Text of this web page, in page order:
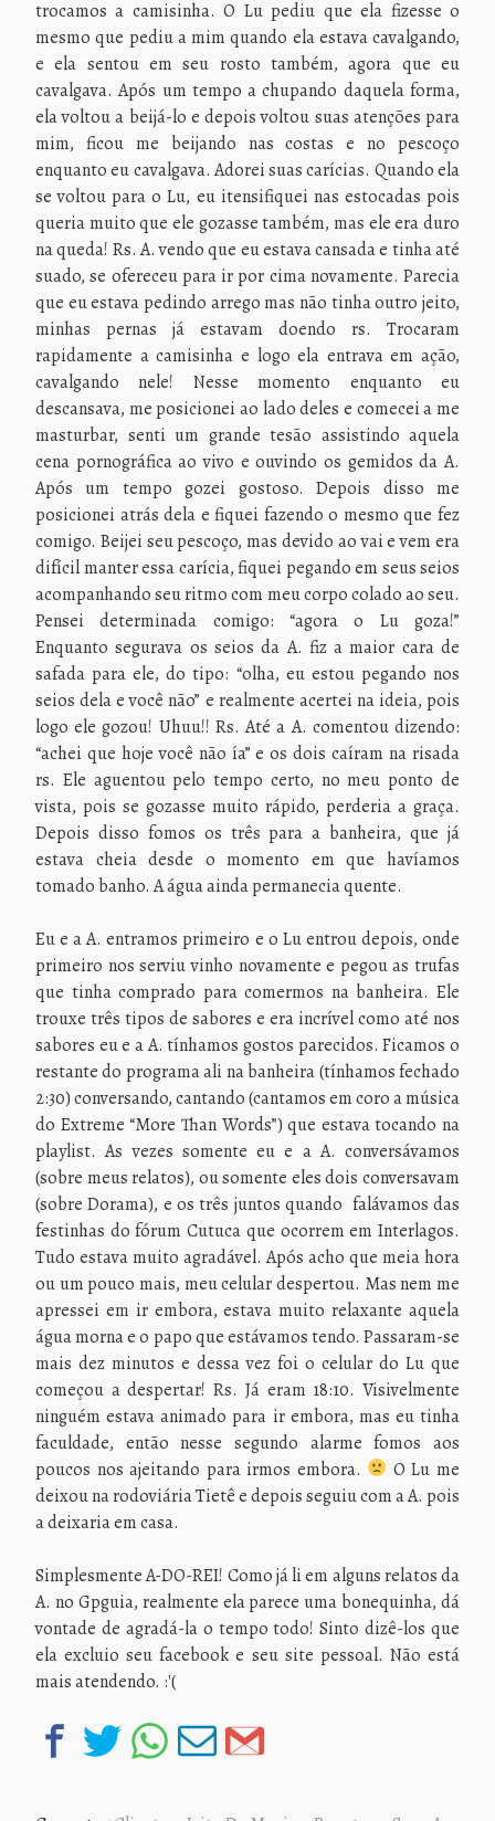
trocamos a camisinha. O Lu pediu que ela fizesse o
mesmo que pediu a mim quando ela estava cavalgando,
e ela sentou em seu rosto também, agora que eu
cavalgava. Após um tempo a chupando daquela forma,
ela voltou a beijá-lo e depois voltou suas atenções para
mim, ficou me beijando nas costas e no pescoço
enquanto eu cavalgava. Adorei suas carícias. Quando ela
se voltou para o Lu, eu itensifiquei nas estocadas pois
queria muito que ele gozasse também, mas ele era duro
na queda! Rs. A. vendo que eu estava cansada e tinha até
suado, se ofereceu para ir por cima novamente. Parecia
que eu estava pedindo arrego mas não tinha outro jeito,
minhas pernas já estavam doendo rs. Trocaram
rapidamente a camisinha e logo ela entrava em ação,
cavalgando nele! Nesse momento enquanto eu
descansava, me posicionei ao lado deles e comecei a me
masturbar, senti um grande tesão assistindo aquela
cena pornográfica ao vivo e ouvindo os gemidos da A.
Após um tempo gozei gostoso. Depois disso me
posicionei atrás dela e fiquei fazendo o mesmo que fez
comigo. Beijei seu pescoço, mas devido ao vai e vem era
difícil manter essa carícia, fiquei pegando em seus seios
acompanhando seu ritmo com meu corpo colado ao seu.
Pensei determinada comigo: “agora o Lu goza!”
Enquanto segurava os seios da A. fiz a maior cara de
safada para ele, do tipo: “olha, eu estou pegando nos
seios dela e você não” e realmente acertei na ideia, pois
logo ele gozou! Uhuu!! Rs. Até a A. comentou dizendo:
“achei que hoje você não ía” e os dois caíram na risada
rs. Ele aguentou pelo tempo certo, no meu ponto de
vista, pois se gozasse muito rápido, perderia a graça.
Depois disso fomos os três para a banheira, que já
estava cheia desde o momento em que havíamos
tomado banho. A água ainda permanecia quente.
Eu e a A. entramos primeiro e o Lu entrou depois, onde
primeiro nos serviu vinho novamente e pegou as trufas
que tinha comprado para comermos na banheira. Ele
trouxe três tipos de sabores e era incrível como até nos
sabores eu e a A. tínhamos gostos parecidos. Ficamos o
restante do programa ali na banheira (tínhamos fechado
2:30) conversando, cantando (cantamos em coro a música
do Extreme “More Than Words”) que estava tocando na
playlist. As vezes somente eu e a A. conversávamos
(sobre meus relatos), ou somente eles dois conversavam
(sobre Dorama), e os três juntos quando falávamos das
festinhas do fórum Cutuca que ocorrem em Interlagos.
Tudo estava muito agradável. Após acho que meia hora
ou um pouco mais, meu celular despertou. Mas nem me
apressei em ir embora, estava muito relaxante aquela
água morna e o papo que estávamos tendo. Passaram-se
mais dez minutos e dessa vez foi o celular do Lu que
começou a despertar! Rs. Já eram 18:10. Visivelmente
ninguém estava animado para ir embora, mas eu tinha
faculdade, então nesse segundo alarme fomos aos
poucos nos ajeitando para irmos embora.
O Lu me
deixou na rodoviária Tietê e depois seguiu com a A. pois
a deixaria em casa.
Simplesmente A-DO-REI! Como já li em alguns relatos da
A. no Gpguia, realmente ela parece uma bonequinha, dá
vontade de agradá-la o tempo todo! Sinto dizê-los que
ela excluio seu facebook e seu site pessoal. Não está
mais atendendo. :'(